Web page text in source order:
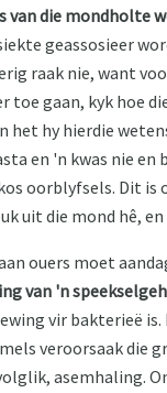
van die mondholte
geassosieer
raak nie, want
toe gaan, kyk hoe
het hy hierdie
en 'n kwas nie en
oorblyfsels. Dit is
uit die mond hê,
ouers moet
van 'n
vir bakterieë is.
veroorsaak die
asemhaling.